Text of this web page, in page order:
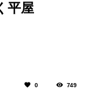
平屋
0 749